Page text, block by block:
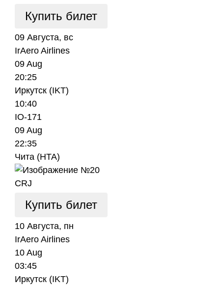
Купить билет
09 Августа, вс
IrAero Airlines
09 Aug
20:25
Иркутск (IKT)
10:40
IO-171
09 Aug
22:35
Чита (HTA)
CRJ
Купить билет
10 Августа, пн
IrAero Airlines
10 Aug
03:45
Иркутск (IKT)